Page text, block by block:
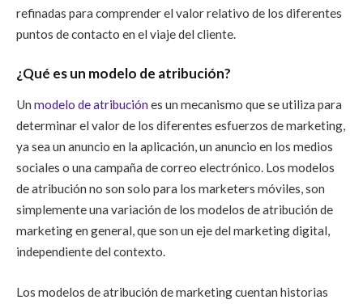
refinadas para comprender el valor relativo de los diferentes
puntos de contacto en el viaje del cliente.
¿Qué es un modelo de atribución?
Un modelo de atribuciónes un mecanismo que se utiliza para
determinar el valor de los diferentes esfuerzos de marketing,
ya sea un anuncio en la aplicación, un anuncio en los medios
sociales o una campaña de correo electrónico. Los modelos
de atribución no son solo para los marketers móviles, son
simplemente una variación de los modelos de atribución de
marketing en general, que son un eje del marketing digital,
independiente del contexto.
Los modelos de atribución de marketing cuentan historias